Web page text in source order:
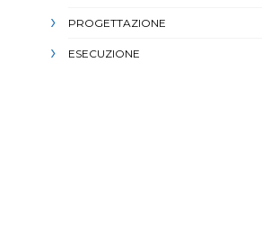
PROGETTAZIONE
ESECUZIONE